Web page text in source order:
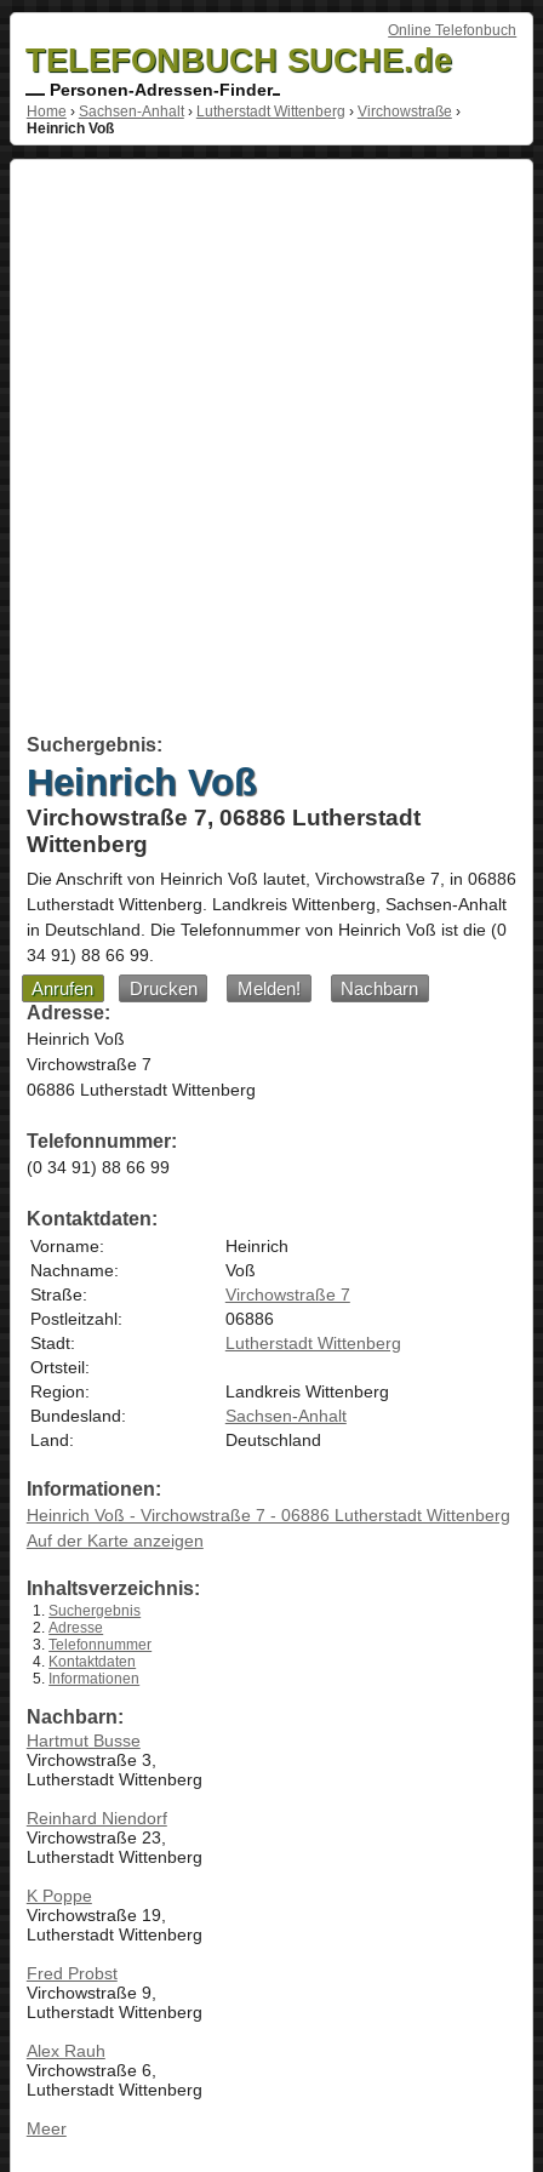
Online Telefonbuch
TELEFONBUCH SUCHE.de
Personen-Adressen-Finder
Home › Sachsen-Anhalt› Lutherstadt Wittenberg › Virchowstraße ›
Heinrich Voß
Suchergebnis:
Heinrich Voß
Virchowstraße 7, 06886 Lutherstadt
Wittenberg
Die Anschrift von Heinrich Voß lautet, Virchowstraße 7, in 06886
Lutherstadt Wittenberg. Landkreis Wittenberg, Sachsen-Anhalt
in Deutschland. Die Telefonnummer von Heinrich Voß ist die (0
34 91) 88 66 99.
Anrufen Drucken Melden!
Nachbarn
Adresse:
Heinrich Voß
Virchowstraße 7
06886 Lutherstadt Wittenberg
Telefonnummer:
(0 34 91) 88 66 99
Kontaktdaten:
Vorname:
Heinrich
Nachname:
Voß
Straße:
Virchowstraße 7
Postleitzahl:
06886
Stadt:
Lutherstadt Wittenberg
Ortsteil:
Region:
Landkreis Wittenberg
Bundesland:
Sachsen-Anhalt
Land:
Deutschland
Informationen:
Heinrich Voß - Virchowstraße 7 - 06886 Lutherstadt Wittenberg
Auf der Karte anzeigen
Inhaltsverzeichnis:
Suchergebnis
Adresse
Telefonnummer
Kontaktdaten
Informationen
Nachbarn:
Hartmut Busse
Virchowstraße 3,
Lutherstadt Wittenberg
Reinhard Niendorf
Virchowstraße 23,
Lutherstadt Wittenberg
K Poppe
Virchowstraße 19,
Lutherstadt Wittenberg
Fred Probst
Virchowstraße 9,
Lutherstadt Wittenberg
Alex Rauh
Virchowstraße 6,
Lutherstadt Wittenberg
Meer